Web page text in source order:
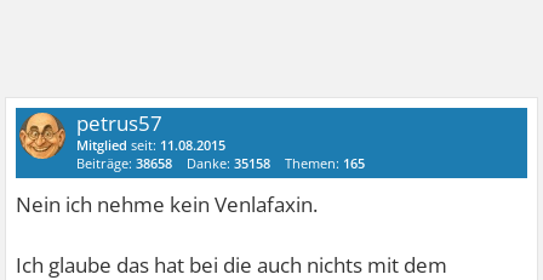
petrus57
Mitglied seit: 11.08.2015
Beiträge:38658 Danke:35158 Themen: 165
Nein ich nehme kein Venlafaxin.
Ich glaube das hat bei die auch nichts mit dem